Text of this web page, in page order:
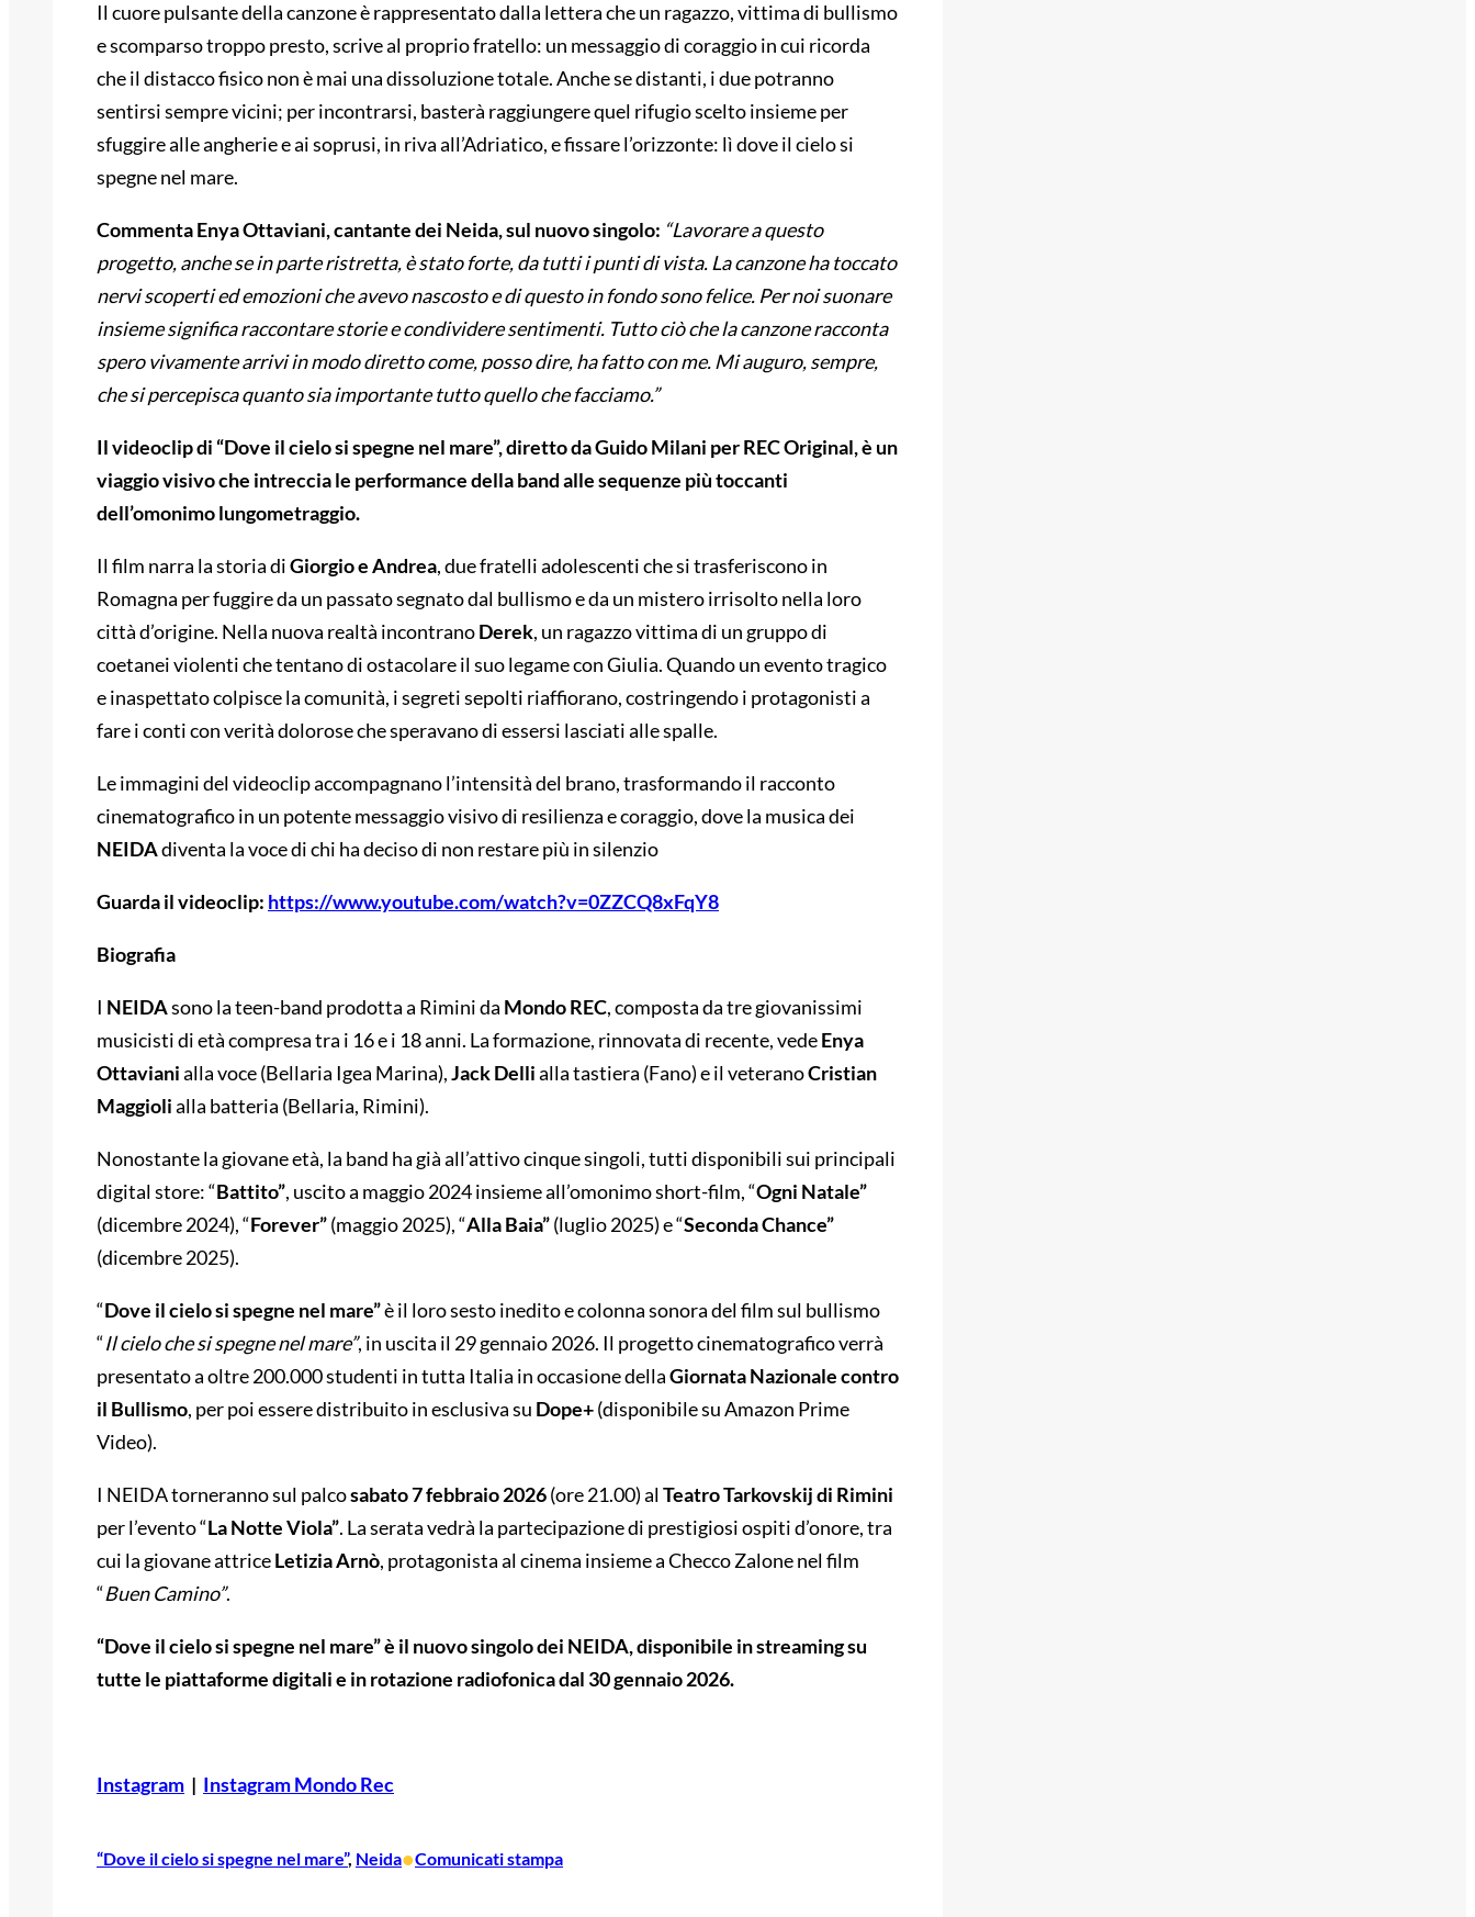
Il cuore pulsante della canzone è rappresentato dalla lettera che un ragazzo, vittima di bullismo
e scomparso troppo presto, scrive al proprio fratello: un messaggio di coraggio in cui ricorda
che il distacco fisico non è mai una dissoluzione totale. Anche se distanti, i due potranno
sentirsi sempre vicini; per incontrarsi, basterà raggiungere quel rifugio scelto insieme per
sfuggire alle angherie e ai soprusi, in riva all’Adriatico, e fissare l’orizzonte: lì dove il cielo si
spegne nel mare.
Commenta Enya Ottaviani, cantante dei Neida, sul nuovo singolo: “Lavorare a questo
progetto, anche se in parte ristretta, è stato forte, da tutti i punti di vista. La canzone ha toccato
nervi scoperti ed emozioni che avevo nascosto e di questo in fondo sono felice. Per noi suonare
insieme significa raccontare storie e condividere sentimenti. Tutto ciò che la canzone racconta
spero vivamente arrivi in modo diretto come, posso dire, ha fatto con me. Mi auguro, sempre,
che si percepisca quanto sia importante tutto quello che facciamo.”
Il videoclip di “Dove il cielo si spegne nel mare”, diretto da Guido Milani per REC Original, è un
viaggio visivo che intreccia le performance della band alle sequenze più toccanti
dell’omonimo lungometraggio.
Il film narra la storia diGiorgio e Andrea, due fratelli adolescenti che si trasferiscono in
Romagna per fuggire da un passato segnato dal bullismo e da un mistero irrisolto nella loro
città d’origine. Nella nuova realtà incontranoDerek, un ragazzo vittima di un gruppo di
coetanei violenti che tentano di ostacolare il suo legame con Giulia. Quando un evento tragico
e inaspettato colpisce la comunità, i segreti sepolti riaffiorano, costringendo i protagonisti a
fare i conti con verità dolorose che speravano di essersi lasciati alle spalle.
Le immagini del videoclip accompagnano l’intensità del brano, trasformando il racconto
cinematografico in un potente messaggio visivo di resilienza e coraggio, dove la musica dei
NEIDAdiventa la voce di chi ha deciso di non restare più in silenzio
Guarda il videoclip: https://www.youtube.com/watch?v=0ZZCQ8xFqY8
Biografia
I NEIDAsono la teen-band prodotta a Rimini da Mondo REC, composta da tre giovanissimi
musicisti di età compresa tra i 16 e i 18 anni. La formazione, rinnovata di recente, vedeEnya
Ottavianialla voce (Bellaria Igea Marina),Jack Dellialla tastiera (Fano) e il veteranoCristian
Maggiolialla batteria (Bellaria, Rimini).
Nonostante la giovane età, la band ha già all’attivo cinque singoli, tutti disponibili sui principali
digital store: “Battito”, uscito a maggio 2024 insieme all’omonimo short-film, “Ogni Natale”
(dicembre 2024), “Forever”(maggio 2025), “Alla Baia”(luglio 2025) e “Seconda Chance”
(dicembre 2025).
“Dove il cielo si spegne nel mare”è il loro sesto inedito e colonna sonora del film sul bullismo
“Il cielo che si spegne nel mare”, in uscita il 29 gennaio 2026. Il progetto cinematografico verrà
presentato a oltre 200.000 studenti in tutta Italia in occasione dellaGiornata Nazionale contro
il Bullismo, per poi essere distribuito in esclusiva su Dope+(disponibile su Amazon Prime
Video).
I NEIDA torneranno sul palcosabato 7 febbraio 2026(ore 21.00) alTeatro Tarkovskij di Rimini
per l’evento “La Notte Viola”. La serata vedrà la partecipazione di prestigiosi ospiti d’onore, tra
cui la giovane attriceLetizia Arnò, protagonista al cinema insieme a Checco Zalone nel film
“Buen Camino”.
“Dove il cielo si spegne nel mare” è il nuovo singolo dei NEIDA, disponibile in streaming su
tutte le piattaforme digitali e in rotazione radiofonica dal 30 gennaio 2026.
Instagram | Instagram Mondo Rec
“Dove il cielo si spegne nel mare”, Neida•Comunicati stampa